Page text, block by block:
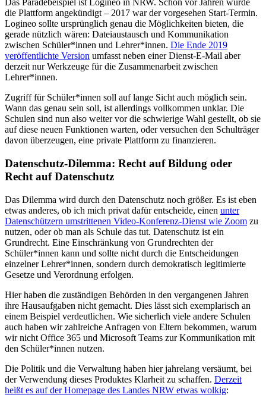
Das Paradebeispiel ist Logineo in NRW. Schon vor Jahren wurde
die Plattform angekündigt – 2017 war der vorgesehen Start-Termin.
Logineo sollte ursprünglich genau die Möglichkeiten bieten, die
gerade nützlich wären: Dateiaustausch und Kommunikation
zwischen Schüler*innen und Lehrer*innen. Die Ende 2019
veröffentlichte Version umfasst neben einer Dienst-E-Mail aber
derzeit nur Werkzeuge für die Zusammenarbeit zwischen
Lehrer*innen.
Zugriff für Schüler*innen soll auf lange Sicht auch möglich sein.
Wann das genau sein soll, ist allerdings vollkommen unklar. Die
Schulen sind nun also weiter vor die schwierige Wahl gestellt, ob sie
auf diese neuen Funktionen warten, oder versuchen den Schulträger
davon überzeugen, eine private Plattform zu finanzieren.
Datenschutz-Dilemma: Recht auf Bildung oder
Recht auf Datenschutz
Das Dilemma wird durch den Datenschutz noch größer. Es ist eben
etwas anderes, ob ich mich privat dafür entscheide, einen unter
Datenschützern umstrittenen Video-Konferenz-Dienst wie Zoom zu
nutzen, oder ob man als Schule das tut. Datenschutz ist ein
Grundrecht. Eine Einschränkung von Grundrechten der
Schüler*innen kann und sollte nicht durch die Entscheidungen
einzelner Lehrer*innen, sondern durch demokratisch legitimierte
Gesetze und Verordnung erfolgen.
Hier haben die zuständigen Behörden in den vergangenen Jahren
ihre Hausaufgaben nicht gemacht. Dies lässt sich exemplarisch an
einem Beispiel verdeutlichen. Wie sicherlich viele andere Schulen
auch haben wir zahlreiche Anfragen von Eltern bekommen, warum
wir nicht Office 365 und Microsoft Teams zur Kommunikation mit
den Schüler*innen nutzen.
Die Politik und die Verwaltung haben hier jahrelang versäumt, bei
der Verwendung dieses Produktes Klarheit zu schaffen. Derzeit
heißt es auf der Homepage des Landes NRW etwas wolkig: